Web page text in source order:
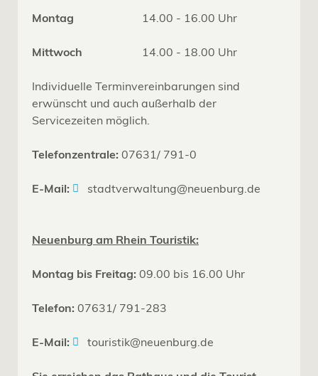
Montag 14.00 - 16.00 Uhr
Mittwoch 14.00 - 18.00 Uhr
Individuelle Terminvereinbarungen sind
erwünscht und auch außerhalb der
Servicezeiten möglich.
Telefonzentrale: 07631/ 791-0
E-Mail: stadtverwaltung@neuenburg.de
Neuenburg am Rhein Touristik:
Montag bis Freitag: 09.00 bis 16.00 Uhr
Telefon: 07631/ 791-283
E-Mail: touristik@neuenburg.de